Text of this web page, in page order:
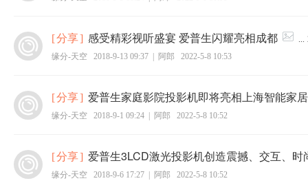
[分享] 感受精彩视听盛宴 爱普生闪耀亮相成都 ...
缘分-天空
2018-9-13 09:37 阿郎 2022-5-8 10:53
[分享] 爱普生家庭影院投影机即将亮相上海智能家
缘分-天空 2018-9-1 09:24 阿郎 2022-5-8 10:52
[分享] 爱普生3LCD激光投影机创造震撼、交互、时
缘分-天空 2018-9-6 17:27 阿郎 2022-5-8 10:52